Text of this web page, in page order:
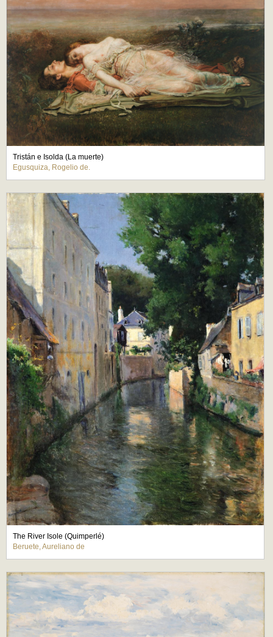
Tristán e Isolda (La muerte)
Egusquiza, Rogelio de.
The River Isole (Quimperlé)
Beruete, Aureliano de